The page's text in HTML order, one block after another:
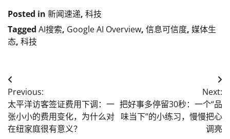
Posted in 新闻速递, 科技
Tagged AI搜索, Google AI Overview, 信息可信度, 媒体生
态, 科技
Post
navigation
Previous:
太平洋访客签证费用下调：一
张小小的费用变化，为什么对
在纽家庭很有意义？
Next:
把好事多停留30秒：一个“品
味当下”的小练习，慢慢把心
调亮